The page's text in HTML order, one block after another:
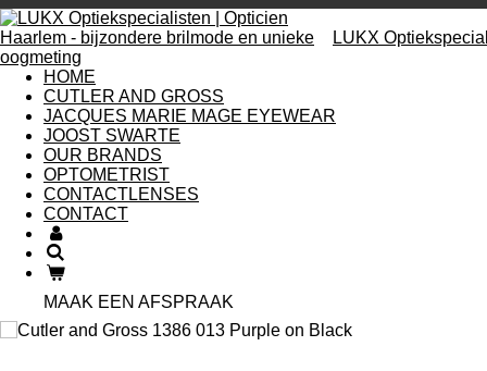
LUKX
HOME
CUTLER AND GROSS
JACQUES MARIE MAGE EYEWEAR
JOOST SWARTE
OUR BRANDS
OPTOMETRIST
CONTACTLENSES
CONTACT
MAAK EEN AFSPRAAK